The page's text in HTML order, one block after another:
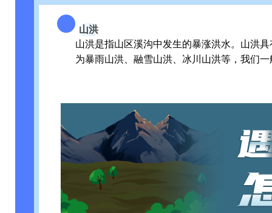
山洪
山洪是指山区溪沟中发生的暴涨洪水。山洪
为暴雨山洪、融雪山洪、冰川山洪等，我们